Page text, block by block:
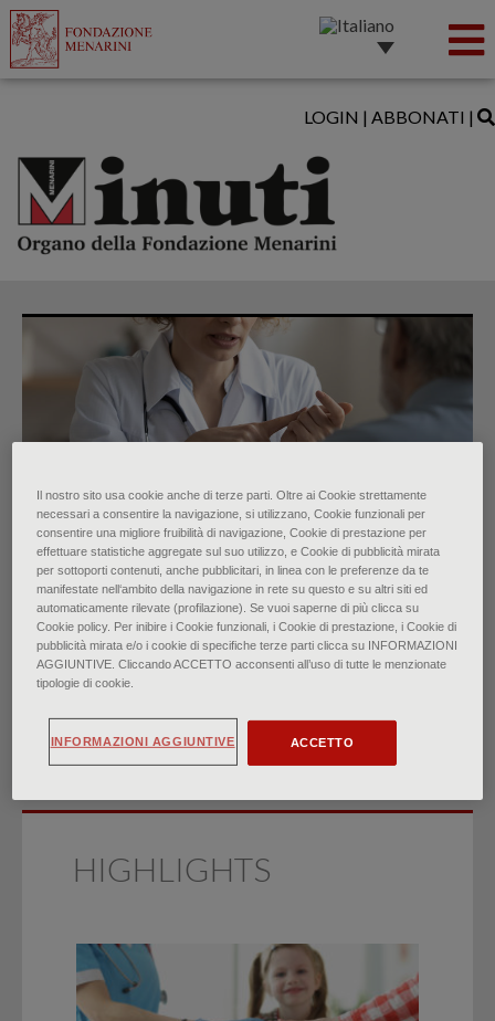
LOGIN | ABBONATI |
Anamnesi sessuologica:
tecniche e consigli
di Margot Savoy, David O'Gurek, Alexcis Brown-James
∙ Novembre 2021
HIGHLIGHTS
Il nostro sito usa cookie anche di terze parti. Oltre ai Cookie strettamente
necessari a consentire la navigazione, si utilizzano, Cookie funzionali per
consentire una migliore fruibilità di navigazione, Cookie di prestazione per
effettuare statistiche aggregate sul suo utilizzo, e Cookie di pubblicità mirata
per sottoporti contenuti, anche pubblicitari, in linea con le preferenze da te
manifestate nell‘ambito della navigazione in rete su questo e su altri siti ed
automaticamente rilevate (profilazione). Se vuoi saperne di più clicca su
Cookie policy. Per inibire i Cookie funzionali, i Cookie di prestazione, i Cookie di
pubblicità mirata e/o i cookie di specifiche terze parti clicca su INFORMAZIONI
AGGIUNTIVE. Cliccando ACCETTO acconsenti all’uso di tutte le menzionate
tipologie di cookie.
ACCETTO
INFORMAZIONI AGGIUNTIVE